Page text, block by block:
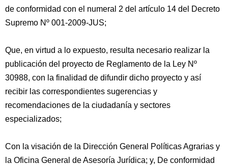
de conformidad con el numeral 2 del artículo 14 del Decreto
Supremo Nº 001-2009-JUS;
Que, en virtud a lo expuesto, resulta necesario realizar la
publicación del proyecto de Reglamento de la Ley Nº
30988, con la finalidad de difundir dicho proyecto y así
recibir las correspondientes sugerencias y
recomendaciones de la ciudadanía y sectores
especializados;
Con la visación de la Dirección General Políticas Agrarias y
la Oficina General de Asesoría Jurídica; y, De conformidad